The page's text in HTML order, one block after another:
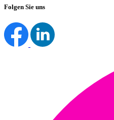
Folgen Sie uns